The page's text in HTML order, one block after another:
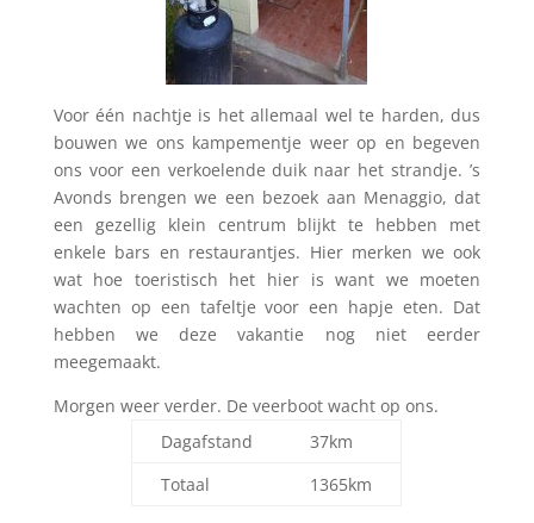
Voor één nachtje is het allemaal wel te harden, dus
bouwen we ons kampementje weer op en begeven
ons voor een verkoelende duik naar het strandje. ’s
Avonds brengen we een bezoek aan Menaggio, dat
een gezellig klein centrum blijkt te hebben met
enkele bars en restaurantjes. Hier merken we ook
wat hoe toeristisch het hier is want we moeten
wachten op een tafeltje voor een hapje eten. Dat
hebben we deze vakantie nog niet eerder
meegemaakt.
Morgen weer verder. De veerboot wacht op ons.
Dagafstand
37km
Totaal
1365km